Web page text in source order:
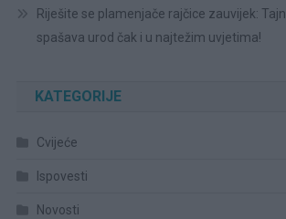
Riješite se plamenjače rajčice zauvijek:
spašava urod čak i u najtežim uvjetima!
KATEGORIJE
Cvijeće
Ispovesti
Novosti